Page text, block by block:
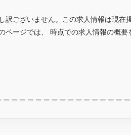
訳ございません。この求人情報は現在
ページでは、 時点での求人情報の概要